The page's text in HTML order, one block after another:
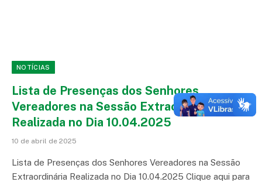
NOTÍCIAS
Lista de Presenças dos Senhores
Vereadores na Sessão Extraordinária
Realizada no Dia 10.04.2025
10 de abril de 2025
Lista de Presenças dos Senhores Vereadores na Sessão
Extraordinária Realizada no Dia 10.04.2025 Clique aqui para